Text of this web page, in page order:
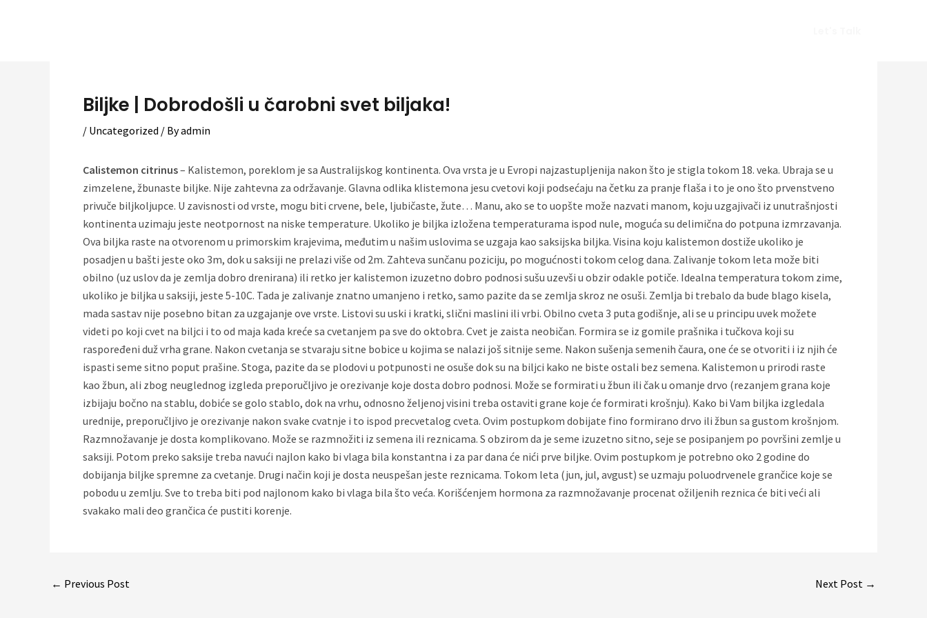
Biljke | Dobrodošli u čarobni svet biljaka!
/ Uncategorized / Byadmin
Calistemon citrinus– Kalistemon, poreklom je sa Australijskog kontinenta. Ova vrsta je u Evropi najzastupljenija nakon što je stigla tokom 18. veka. Ubraja se u
zimzelene, žbunaste biljke. Nije zahtevna za održavanje. Glavna odlika klistemona jesu cvetovi koji podsećaju na četku za pranje flaša i to je ono što prvenstveno
privuče biljkoljupce. U zavisnosti od vrste, mogu biti crvene, bele, ljubičaste, žute… Manu, ako se to uopšte može nazvati manom, koju uzgajivači iz unutrašnjosti
kontinenta uzimaju jeste neotpornost na niske temperature. Ukoliko je biljka izložena temperaturama ispod nule, moguća su delimična do potpuna izmrzavanja.
Ova biljka raste na otvorenom u primorskim krajevima, međutim u našim uslovima se uzgaja kao saksijska biljka. Visina koju kalistemon dostiže ukoliko je
posadjen u bašti jeste oko 3m, dok u saksiji ne prelazi više od 2m. Zahteva sunčanu poziciju, po mogućnosti tokom celog dana. Zalivanje tokom leta može biti
obilno (uz uslov da je zemlja dobro drenirana) ili retko jer kalistemon izuzetno dobro podnosi sušu uzevši u obzir odakle potiče. Idealna temperatura tokom zime,
ukoliko je biljka u saksiji, jeste 5-10C. Tada je zalivanje znatno umanjeno i retko, samo pazite da se zemlja skroz ne osuši. Zemlja bi trebalo da bude blago kisela,
mada sastav nije posebno bitan za uzgajanje ove vrste. Listovi su uski i kratki, slični maslini ili vrbi. Obilno cveta 3 puta godišnje, ali se u principu uvek možete
videti po koji cvet na biljci i to od maja kada kreće sa cvetanjem pa sve do oktobra. Cvet je zaista neobičan. Formira se iz gomile prašnika i tučkova koji su
raspoređeni duž vrha grane. Nakon cvetanja se stvaraju sitne bobice u kojima se nalazi još sitnije seme. Nakon sušenja semenih čaura, one će se otvoriti i iz njih će
ispasti seme sitno poput prašine. Stoga, pazite da se plodovi u potpunosti ne osuše dok su na biljci kako ne biste ostali bez semena. Kalistemon u prirodi raste
kao žbun, ali zbog neuglednog izgleda preporučljivo je orezivanje koje dosta dobro podnosi. Može se formirati u žbun ili čak u omanje drvo (rezanjem grana koje
izbijaju bočno na stablu, dobiće se golo stablo, dok na vrhu, odnosno željenoj visini treba ostaviti grane koje će formirati krošnju). Kako bi Vam biljka izgledala
urednije, preporučljivo je orezivanje nakon svake cvatnje i to ispod precvetalog cveta. Ovim postupkom dobijate fino formirano drvo ili žbun sa gustom krošnjom.
Razmnožavanje je dosta komplikovano. Može se razmnožiti iz semena ili reznicama. S obzirom da je seme izuzetno sitno, seje se posipanjem po površini zemlje u
saksiji. Potom preko saksije treba navući najlon kako bi vlaga bila konstantna i za par dana će nići prve biljke. Ovim postupkom je potrebno oko 2 godine do
dobijanja biljke spremne za cvetanje. Drugi način koji je dosta neuspešan jeste reznicama. Tokom leta (jun, jul, avgust) se uzmaju poluodrvenele grančice koje se
pobodu u zemlju. Sve to treba biti pod najlonom kako bi vlaga bila što veća. Korišćenjem hormona za razmnožavanje procenat ožiljenih reznica će biti veći ali
svakako mali deo grančica će pustiti korenje.
Post
← Previous Post Next Post →